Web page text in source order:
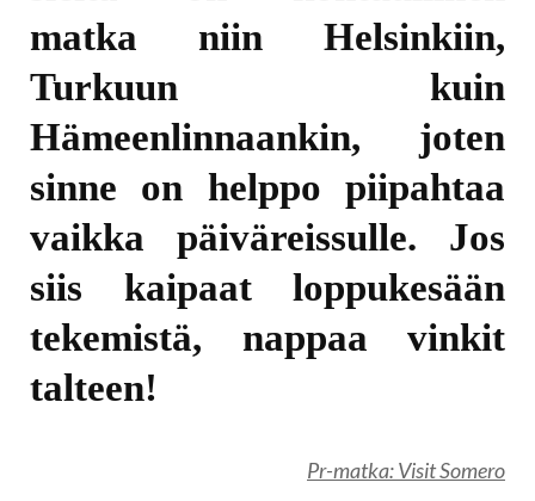
matka niin Helsinkiin,
Turkuun kuin
Hämeenlinnaankin, joten
sinne on helppo piipahtaa
vaikka päiväreissulle. Jos
siis kaipaat loppukesään
tekemistä, nappaa vinkit
talteen!
Pr-matka: Visit Somero